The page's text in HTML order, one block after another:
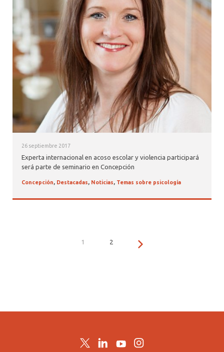
26 septiembre 2017
Experta internacional en acoso escolar y violencia participará
será parte de seminario en Concepción
Concepción, Destacadas, Noticias, Temas sobre psicología
1 2
TwitterLinkedInYouTubeInstagram